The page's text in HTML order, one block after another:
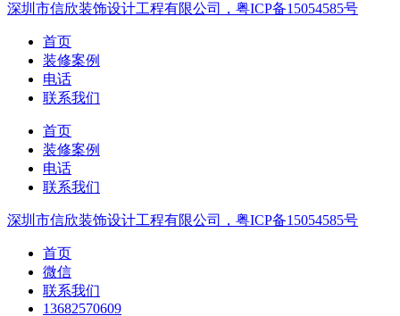
深圳市信欣装饰设计工程有限公司，粤ICP备15054585号
首页
装修案例
电话
联系我们
首页
装修案例
电话
联系我们
深圳市信欣装饰设计工程有限公司，粤ICP备15054585号
首页
微信
联系我们
13682570609